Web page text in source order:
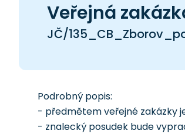
Veřejná
JČ/
Podrobný popis:
- předmětem veřejné zakázky
- znalecký posudek bude